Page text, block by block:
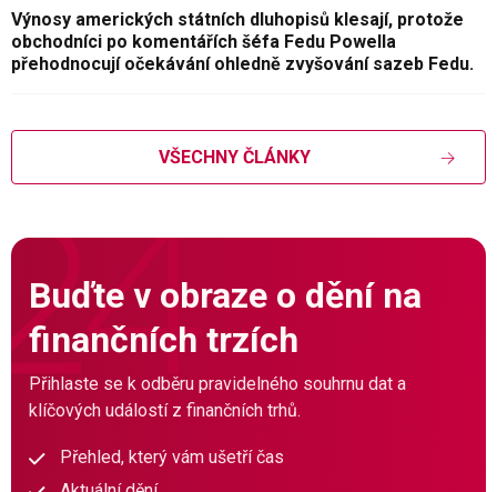
Výnosy amerických státních dluhopisů klesají, protože
obchodníci po komentářích šéfa Fedu Powella
přehodnocují očekávání ohledně zvyšování sazeb Fedu.
VŠECHNY ČLÁNKY
Buďte v obraze o dění na
finančních trzích
Přihlaste se k odběru pravidelného souhrnu dat a
klíčových událostí z finančních trhů.
Přehled, který vám ušetří čas